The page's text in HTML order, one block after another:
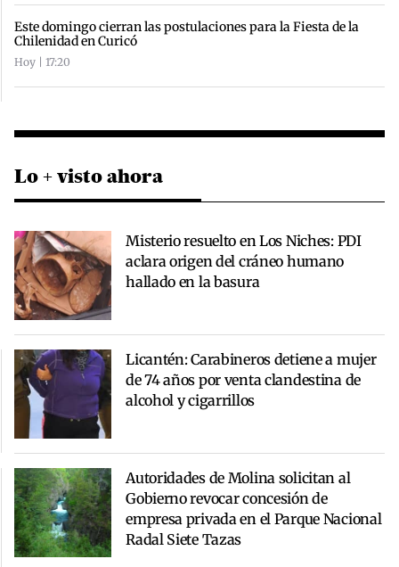
Este domingo cierran las postulaciones para la Fiesta de la
Chilenidad en Curicó
Hoy | 17:20
Lo + visto ahora
Misterio resuelto en Los Niches: PDI
aclara origen del cráneo humano
hallado en la basura
Licantén: Carabineros detiene a mujer
de 74 años por venta clandestina de
alcohol y cigarrillos
Autoridades de Molina solicitan al
Gobierno revocar concesión de
empresa privada en el Parque Nacional
Radal Siete Tazas